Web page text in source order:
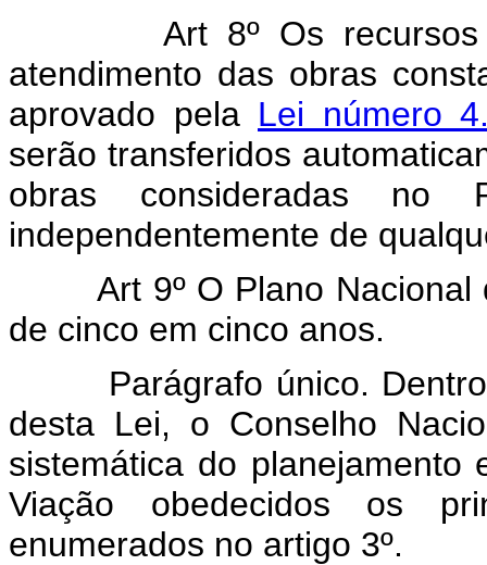
Art 8º Os
atendimento das obras
aprovado pela Lei número
serão transferidos
obras consideradas
independentemente de
Art 9º O Plano
de cinco em cinco anos.
Parágrafo único. Dentro
desta Lei, o Conselho
sistemática do planejamento
Viação obedecidos os
enumerados no artigo 3º.